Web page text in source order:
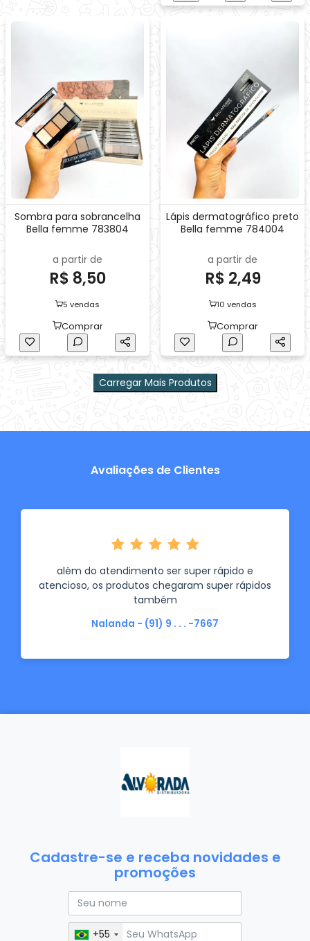
Sombra para sobrancelha
Bella femme 783804
a partir de
R$ 8,50
5 vendas
Comprar
Lápis dermatográfico preto
Bella femme 784004
a partir de
R$ 2,49
10 vendas
Comprar
Carregar Mais Produtos
Avaliações de Clientes
além do atendimento ser super rápido e
atencioso, os produtos chegaram super rápidos
também
Nalanda - (91) 9 . . . -7667
Cadastre-se e receba novidades e
promoções
+55